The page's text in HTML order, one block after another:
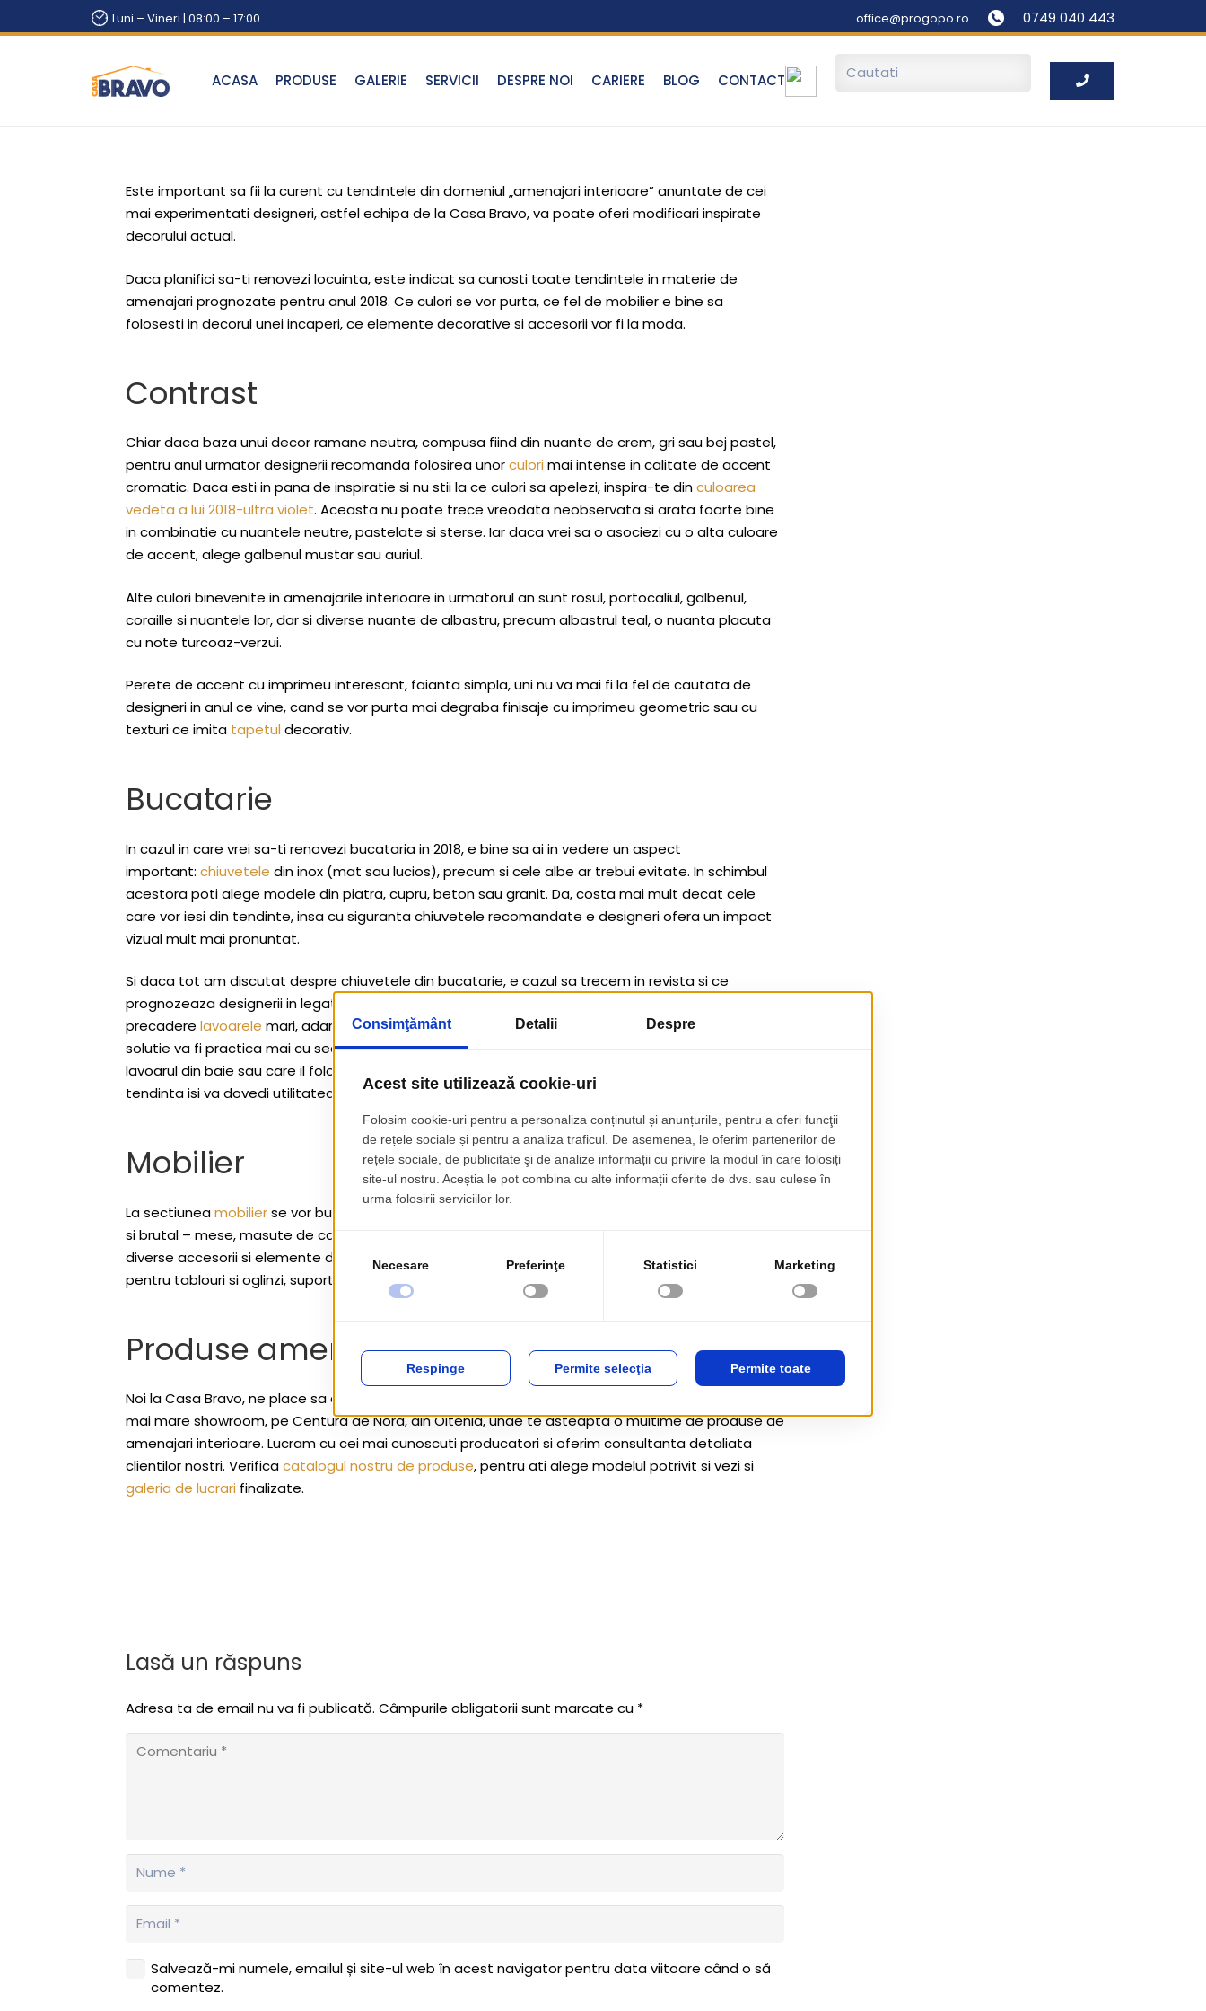
Luni – Vineri | 08:00 – 17:00 office@progopo.ro 0749 040 443
ACASA PRODUSE GALERIE SERVICII DESPRE NOI CARIERE BLOG CONTACT
Este important sa fii la curent cu tendintele din domeniul „amenajari interioare” anuntate de cei
mai experimentati designeri, astfel echipa de la Casa Bravo, va poate oferi modificari inspirate
decorului actual.
Daca planifici sa-ti renovezi locuinta, este indicat sa cunosti toate tendintele in materie de
amenajari prognozate pentru anul 2018. Ce culori se vor purta, ce fel de mobilier e bine sa
folosesti in decorul unei incaperi, ce elemente decorative si accesorii vor fi la moda.
Contrast
Chiar daca baza unui decor ramane neutra, compusa fiind din nuante de crem, gri sau bej pastel,
pentru anul urmator designerii recomanda folosirea unorculori mai intense in calitate de accent
cromatic. Daca esti in pana de inspiratie si nu stii la ce culori sa apelezi, inspira-te dinculoarea
vedeta a lui 2018-ultra violet. Aceasta nu poate trece vreodata neobservata si arata foarte bine
in combinatie cu nuantele neutre, pastelate si sterse. Iar daca vrei sa o asociezi cu o alta culoare
de accent, alege galbenul mustar sau auriul.
Alte culori binevenite in amenajarile interioare in urmatorul an sunt rosul, portocaliul, galbenul,
coraille si nuantele lor, dar si diverse nuante de albastru, precum albastrul teal, o nuanta placuta
cu note turcoaz-verzui.
Perete de accent cu imprimeu interesant, faianta simpla, uni nu va mai fi la fel de cautata de
designeri in anul ce vine, cand se vor purta mai degraba finisaje cu imprimeu geometric sau cu
texturi ce imita tapetul decorativ.
Bucatarie
In cazul in care vrei sa-ti renovezi bucataria in 2018, e bine sa ai in vedere un aspect
important: chiuvetele din inox (mat sau lucios), precum si cele albe ar trebui evitate. In schimbul
acestora poti alege modele din piatra, cupru, beton sau granit. Da, costa mai mult decat cele
care vor iesi din tendinte, insa cu siguranta chiuvetele recomandate e designeri ofera un impact
vizual mult mai pronuntat.
Si daca tot am discutat despre chiuvetele din bucatarie, e cazul sa trecem in revista si ce
prognozeaza designerii in legatura cu lavoarul din baie pentru anul urmator. Se vor purta cu
precadere lavoarele mari, adanci, care ofera mai mult spatiu pentru igienizarea zilnica. Aceasta
solutie va fi practica mai cu seama in cazul celor care au copii mici si obisnuiesc sa-i spele in
lavoarul din baie sau care il folosesc pentru clatirea frecventa a unor rufe. Pe scurt, aceasta
tendinta isi va dovedi utilitatea mai ales in cazul caselor ce apartin unor familii mari.
Mobilier
La sectiuneamobilierse vor bucura de succes piesele din lemn masiv, unicat, cu aspect nefinisat
si brutal – mese, masute de cafea, polite sau etajere cu forma si design deosebite, precum si
diverse accesorii si elemente decorative din lemn: galeri pentru perdele
si draperii, cuiere, rame
pentru tablouri si oglinzi, suporturi pentru lumanari etc.
Produse amenajari interioare Craiova
Noi la Casa Bravo, ne place sa aducem in Oltenia, tot ceea ce este nou la nivel mondial. Avem cel
mai mare showroom, pe Centura de Nord, din Oltenia, unde te asteapta o multime de produse de
amenajari interioare. Lucram cu cei mai cunoscuti producatori si oferim consultanta detaliata
clientilor nostri. Verificacatalogul nostru de produse, pentru ati alege modelul potrivit si vezi si
galeria de lucrari finalizate.
Lasă un răspuns
Adresa ta de email nu va fi publicată. Câmpurile obligatorii sunt marcate cu *
Salvează-mi numele, emailul și site-ul web în acest navigator pentru data viitoare când o să
comentez.